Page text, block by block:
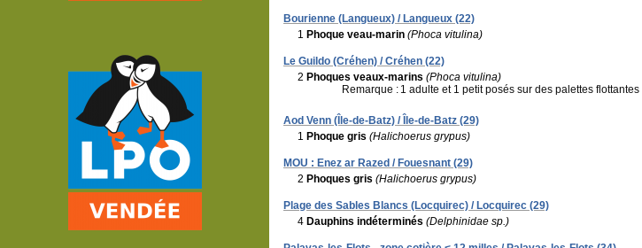
Bourienne (Langueux) / Langueux (22)
1 Phoque veau-marin (Phoca vitulina)
Le Guildo (Créhen) / Créhen (22)
2 Phoques veaux-marins (Phoca vitulina)
Remarque : 1 adulte et 1 petit posés sur des palettes flottantes
Aod Venn (Île-de-Batz) / Île-de-Batz (29)
1 Phoque gris (Halichoerus grypus)
MOU : Enez ar Razed / Fouesnant (29)
2 Phoques gris (Halichoerus grypus)
Plage des Sables Blancs (Locquirec) / Locquirec (29)
4 Dauphins indéterminés (Delphinidae sp.)